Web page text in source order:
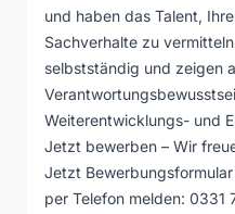
und haben das Talent,
Sachverhalte zu
selbstständig und zeigen
Weiterentwicklungs- und
Jetzt bewerben – Wir
Jetzt
per Telefon melden: 0331